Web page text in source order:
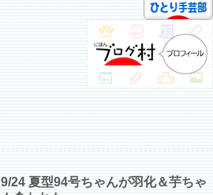
9/24 夏型94号ちゃんが羽化＆芋ちゃ